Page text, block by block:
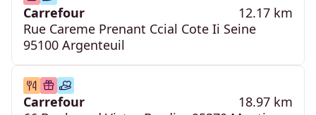
Carrefour
12.17 km
Rue Careme Prenant Ccial Cote Ii Seine
95100 Argenteuil
Carrefour
18.97 km